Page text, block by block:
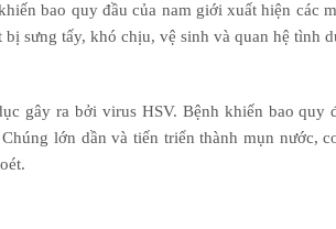
bao quy đầu của nam giới xuất hiện các
sưng tấy, khó chịu, vệ sinh và quan hệ tình
gây ra bởi virus HSV. Bệnh khiến bao quy
lớn dần và tiến triển thành mụn nước,